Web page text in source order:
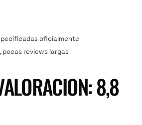
oficialmente
pocas reviews largas
8,8